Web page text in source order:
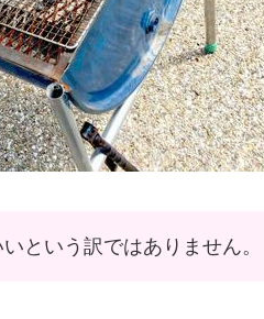
という訳ではありません。